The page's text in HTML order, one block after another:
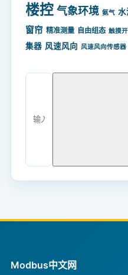
楼控 气象环境 氨气
窗帘 精准测量 自由组态 触摸
集器 风速风向 风速风向传感器
Modbus中文网